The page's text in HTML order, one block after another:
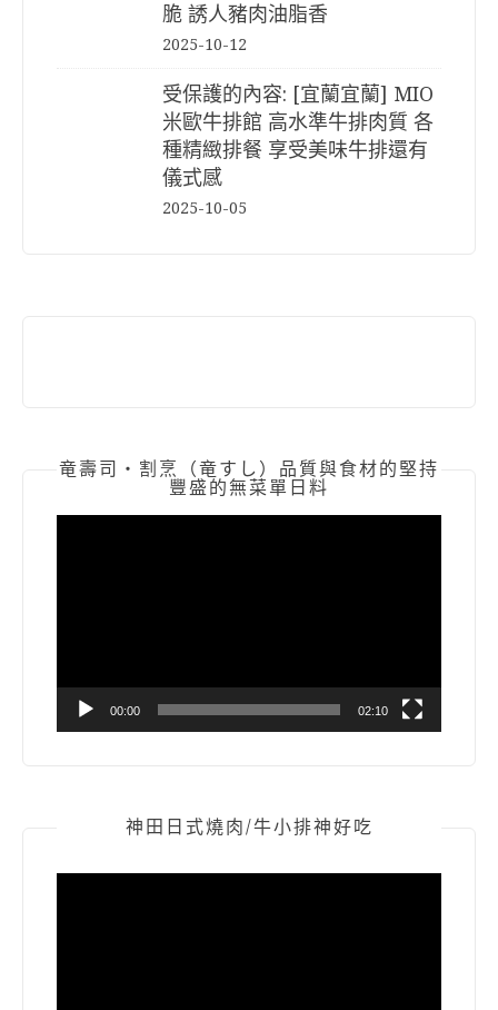
脆 誘人豬肉油脂香
2025-10-12
受保護的內容: [宜蘭宜蘭] MIO
米歐牛排館 高水準牛排肉質 各
種精緻排餐 享受美味牛排還有
儀式感
2025-10-05
竜壽司‧割烹（竜すし）品質與食材的堅持
豐盛的無菜單日料
00:00 02:10
神田日式燒肉/牛小排神好吃